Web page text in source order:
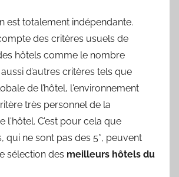
est totalement indépendante.
des critères usuels de
hôtels comme le nombre
aussi d’autres critères tels que
de l’hôtel, l'environnement
très personnel de la
l'hôtel. C’est pour cela que
qui ne sont pas des 5*, peuvent
sélection des meilleurs hôtels du